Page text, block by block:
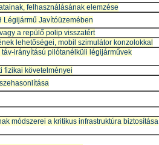
felhasználásának elemzése
Légijármű Javítóüzemében
a repülő polip visszatért
lehetőségei, mobil szimulátor konzolokkal
irányítású pilótanélküli légijárművek
fizikai követelményei
módszerei a kritikus infrastruktúra biztosítása